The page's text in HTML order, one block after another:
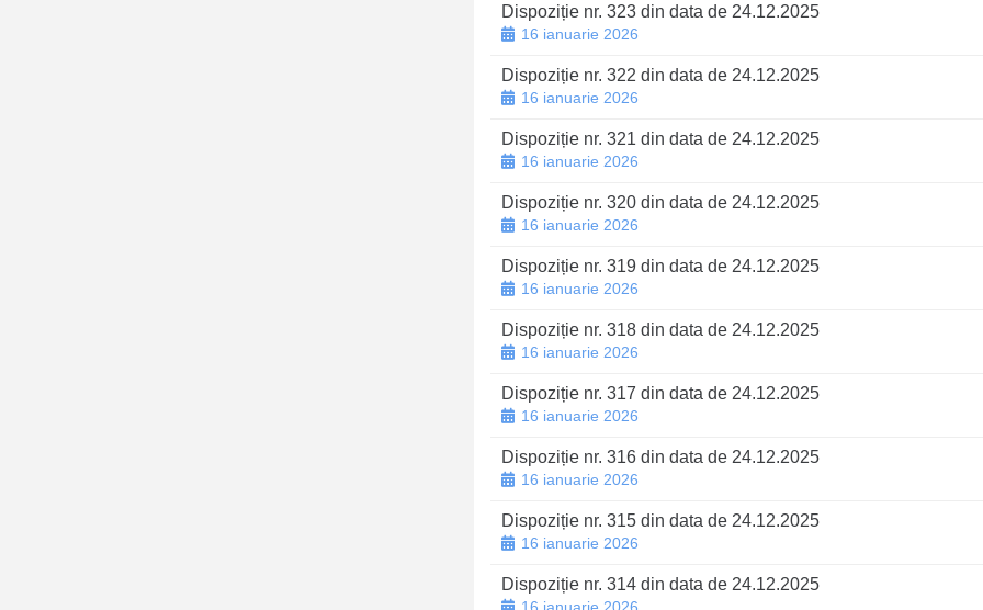
Dispoziție nr. 323 din data de 24.12.2025
16 ianuarie 2026
Dispoziție nr. 322 din data de 24.12.2025
16 ianuarie 2026
Dispoziție nr. 321 din data de 24.12.2025
16 ianuarie 2026
Dispoziție nr. 320 din data de 24.12.2025
16 ianuarie 2026
Dispoziție nr. 319 din data de 24.12.2025
16 ianuarie 2026
Dispoziție nr. 318 din data de 24.12.2025
16 ianuarie 2026
Dispoziție nr. 317 din data de 24.12.2025
16 ianuarie 2026
Dispoziție nr. 316 din data de 24.12.2025
16 ianuarie 2026
Dispoziție nr. 315 din data de 24.12.2025
16 ianuarie 2026
Dispoziție nr. 314 din data de 24.12.2025
16 ianuarie 2026